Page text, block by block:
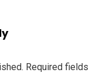
Required fields